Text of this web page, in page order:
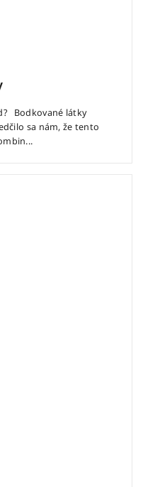
Bodkované látky
sa nám, že tento